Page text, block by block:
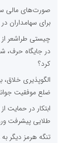
برای سهامداران
چیستی طراشعر از
در جایگاه حرف،
کرد؟
الگوپذیری
ضلع موفقیت
ابتکار در حمایت
طلایی پیشرفت
تنگه هرمز دیگر